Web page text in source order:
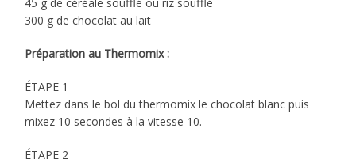
300 g de chocolat au lait
Préparation au Thermomix :
ÉTAPE 1
Mettez dans le bol du thermomix le chocolat blanc puis
mixez 10 secondes à la vitesse 10.
ÉTAPE 2